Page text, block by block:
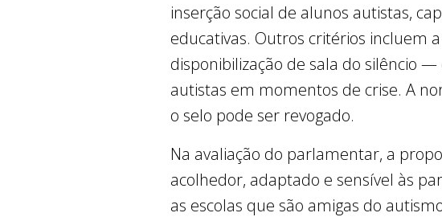
inserção social de alunos autistas,
educativas. Outros critérios incluem
disponibilização de sala do silêncio
autistas em momentos de crise. A
o selo pode ser revogado.
Na avaliação do parlamentar, a
acolhedor, adaptado e sensível às
as escolas que são amigas do